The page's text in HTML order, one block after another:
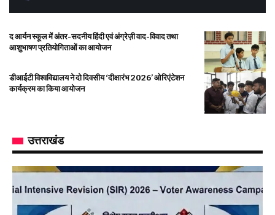
द आर्यन स्कूल में अंतर-सदनीय हिंदी एवं अंग्रेज़ी वाद-विवाद तथा
आशुभाषण प्रतियोगिताओं का आयोजन
डीआईटी विश्वविद्यालय ने दो दिवसीय ‘दीक्षारंभ 2026’ ओरिएंटेशन
कार्यक्रम का किया आयोजन
उत्तराखंड